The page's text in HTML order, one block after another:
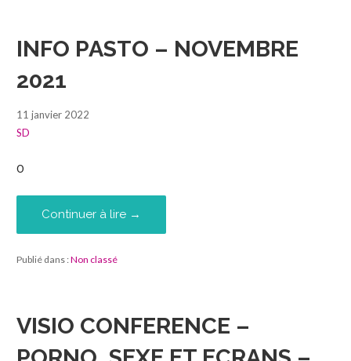
INFO PASTO – NOVEMBRE
2021
11 janvier 2022
SD
0
Continuer à lire →
Publié dans :Non classé
VISIO CONFERENCE –